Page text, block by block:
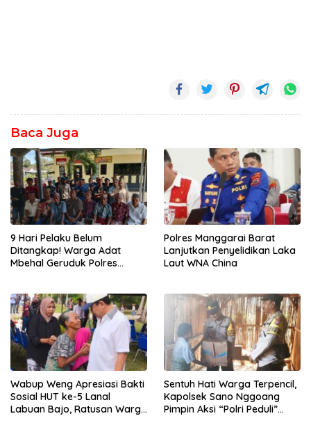
Baca Juga
9 Hari Pelaku Belum
Ditangkap! Warga Adat
Mbehal Geruduk Polres
Polres Manggarai Barat
Lanjutkan Penyelidikan Laka
Laut WNA China
Wabup Weng Apresiasi Bakti
Sosial HUT ke-5 Lanal
Labuan Bajo, Ratusan Warga
Sentuh Hati Warga Terpencil,
Kapolsek Sano Nggoang
Pimpin Aksi “Polri Peduli”